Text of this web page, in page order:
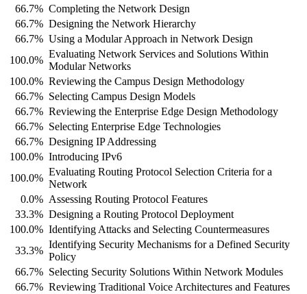
66.7% Completing the Network Design
66.7% Designing the Network Hierarchy
66.7% Using a Modular Approach in Network Design
100.0%
Evaluating Network Services and Solutions Within
Modular Networks
100.0% Reviewing the Campus Design Methodology
66.7% Selecting Campus Design Models
66.7% Reviewing the Enterprise Edge Design Methodology
66.7% Selecting Enterprise Edge Technologies
66.7% Designing IP Addressing
100.0% Introducing IPv6
100.0%
Evaluating Routing Protocol Selection Criteria for a
Network
0.0% Assessing Routing Protocol Features
33.3% Designing a Routing Protocol Deployment
100.0% Identifying Attacks and Selecting Countermeasures
33.3%
Identifying Security Mechanisms for a Defined Security
Policy
66.7% Selecting Security Solutions Within Network Modules
66.7% Reviewing Traditional Voice Architectures and Features